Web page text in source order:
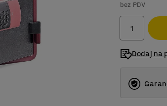
bez PDV
Dodaj na